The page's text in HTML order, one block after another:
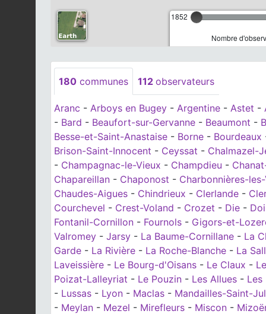
1852
Nombre
180 communes 112 observateurs
Aranc - Arboys en Bugey - Argentine - Astet -
- Bard - Beaufort-sur-Gervanne - Beaumont -
Besse-et-Saint-Anastaise - Borne - Bourdeaux
Brison-Saint-Innocent - Ceyssat - Chalmazel-
- Champagnac-le-Vieux - Champdieu -
Chapareillan - Chaponost - Charbonnières-
Chaudes-Aigues - Chindrieux - Clerlande -
Courchevel - Crest-Voland - Crozet - Die -
Fontanil-Cornillon - Fournols - Gigors-et-
Valromey - Jarsy - La Baume-Cornillane - La
Garde - La Rivière - La Roche-Blanche - La
Laveissière - Le Bourg-d'Oisans - Le Claux -
Poizat-Lalleyriat - Le Pouzin - Les Allues - Les
- Lussas - Lyon - Maclas - Mandailles-Saint-
- Meylan - Mezel - Mirefleurs - Miscon -